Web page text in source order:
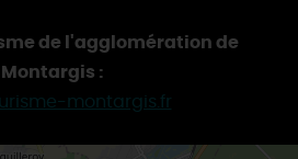
de l'agglomération de
Montargis :
montargis.fr